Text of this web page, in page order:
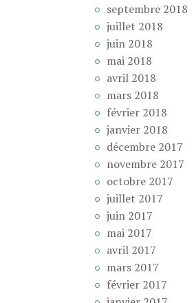
septembre 2018
juillet 2018
juin 2018
mai 2018
avril 2018
mars 2018
février 2018
janvier 2018
décembre 2017
novembre 2017
octobre 2017
juillet 2017
juin 2017
mai 2017
avril 2017
mars 2017
février 2017